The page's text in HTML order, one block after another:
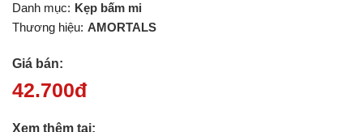
Danh mục: Kẹp bấm mi
Thương hiệu: AMORTALS
Giá bán:
42.700đ
Xem thêm tại: